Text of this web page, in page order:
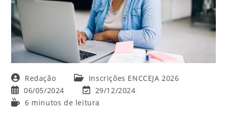
Autor
do
post:
Redação
Categoria
do
post:
Inscrições ENCCEJA 2026
Post
publicado:
06/05/2024
Última
modificação
29/12/2024
Tempo6 minutos de leitura